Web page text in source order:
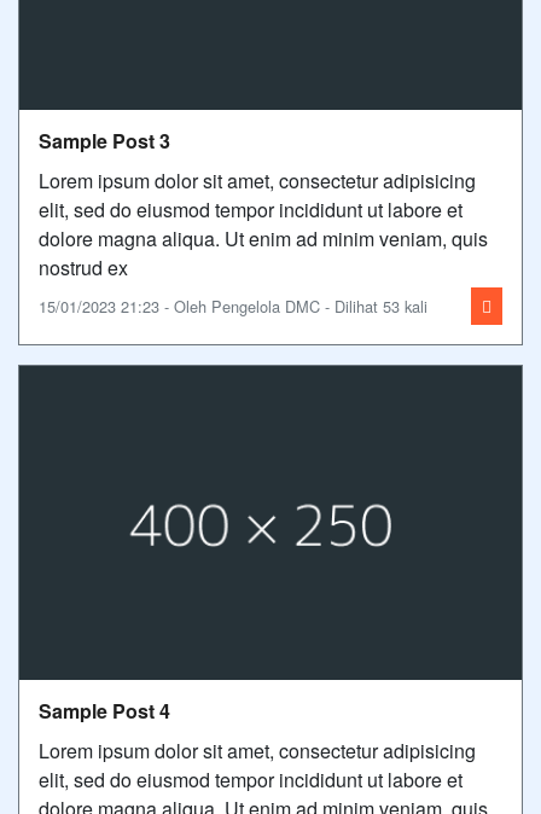
Sample Post 3
Lorem ipsum dolor sit amet, consectetur adipisicing
elit, sed do eiusmod tempor incididunt ut labore et
dolore magna aliqua. Ut enim ad minim veniam, quis
nostrud ex
15/01/2023 21:23 - Oleh Pengelola DMC - Dilihat 53 kali
Sample Post 4
Lorem ipsum dolor sit amet, consectetur adipisicing
elit, sed do eiusmod tempor incididunt ut labore et